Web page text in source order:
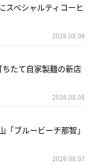
スペシャルティコーヒ
2026.08.08
たて自家製麺の新店
2026.08.08
ブルービーチ那智」
2026.08.07